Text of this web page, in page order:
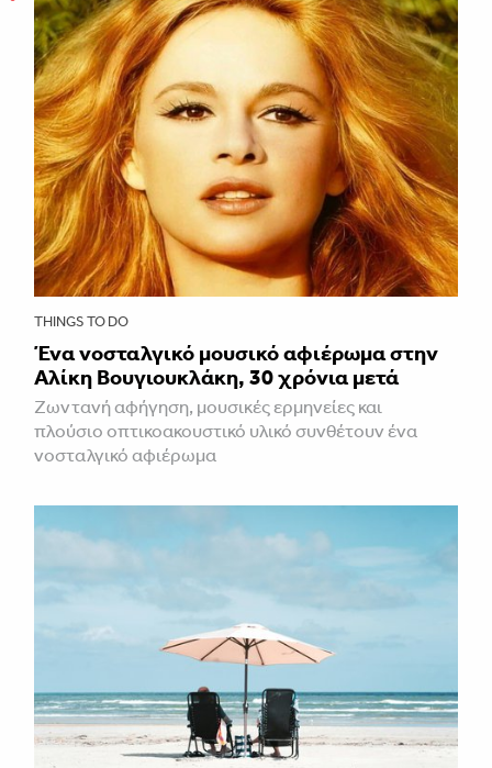
THINGS TO DO
Ένα νοσταλγικό μουσικό αφιέρωμα στην
Αλίκη Βουγιουκλάκη, 30 χρόνια μετά
Ζωντανή αφήγηση, μουσικές ερμηνείες και
πλούσιο οπτικοακουστικό υλικό συνθέτουν ένα
νοσταλγικό αφιέρωμα